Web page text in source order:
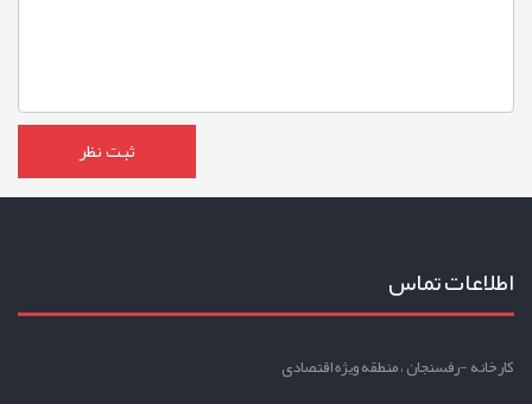
اطلاعات تماس
کارخانه -رفسنجان ، منطقه ویژه اقتصادی